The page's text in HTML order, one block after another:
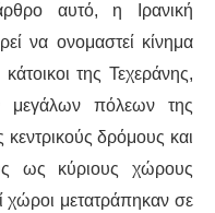
αυτό, η Ιρανική
να ονομαστεί κίνημα
της Τεχεράνης,
μεγάλων πόλεων της
δρόμους και
ως κύριους χώρους
χώροι μετατράπηκαν σε